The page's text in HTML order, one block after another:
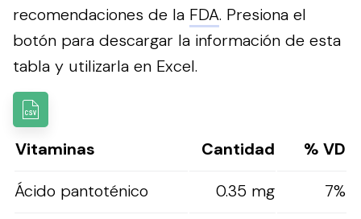
recomendaciones de la FDA. Presiona el
botón para descargar la información de esta
tabla y utilizarla en Excel.
Vitaminas Cantidad
% VD
Ácido pantoténico
0.35 mg
7%